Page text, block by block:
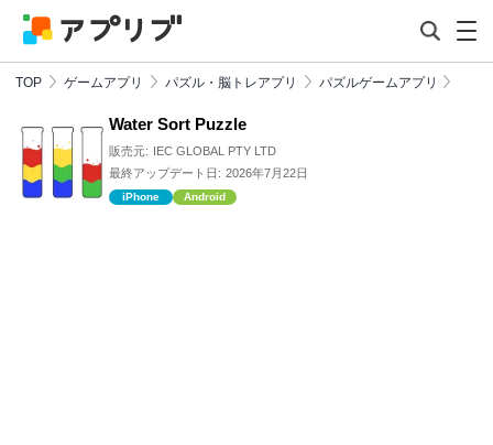
TOP ゲームアプリ パズル・脳トレアプリ パズルゲームアプリ
Water Sort Puzzle
販売元: IEC GLOBAL PTY LTD
最終アップデート日: 2026年7月22日
iPhone Android